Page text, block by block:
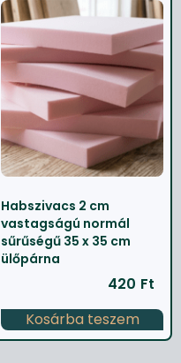
Habszivacs 2 cm
vastagságú normál
sűrűségű 35 x 35 cm
ülőpárna
420 Ft
Kosárba teszem